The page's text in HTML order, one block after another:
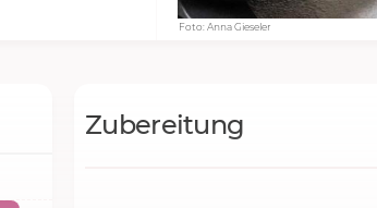
Foto: Anna Gieseler
Zubereitung